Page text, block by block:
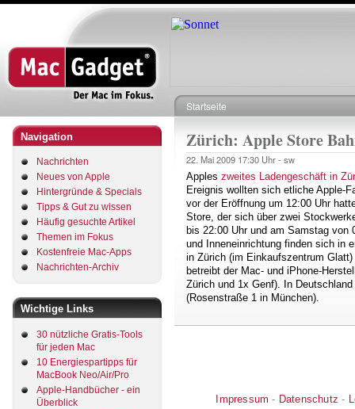
Direkt
zum
Navigation
Nachrichten
Neues von Apple
Hintergründe & Specials
Tipps & Gut zu wissen
Häufig gesuchte Artikel
Themen im Fokus
Kostenfreie Mac-Apps
Nachrichten-Archiv
Wichtige Links
30 nützliche Gratis-Tools
für jeden Mac
10 Energiespartipps für
MacBook Neo/Air/Pro
Apple-Handbücher - ein
Überblick
Pfadnavigation
Startseite
Zürich: Apple Store
22. Mai 2009 17:30 Uhr - sw
Apples zweites Ladengeschäft in
Ereignis wollten sich etliche Apple-
vor der Eröffnung um 12:00 Uhr
Store, der sich über zwei
bis 22:00 Uhr und am Samstag
und Inneneinrichtung finden sich in
in Zürich (im Einkaufszentrum
betreibt der Mac- und iPhone-
Zürich und 1x Genf). In
(Rosenstraße 1 in München).
Impressum - Datenschutz -